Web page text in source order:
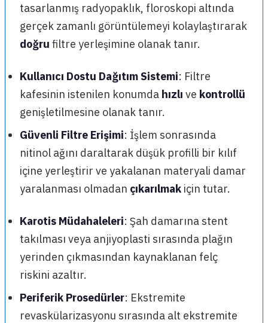
tasarlanmış radyopaklık, floroskopi altında
gerçek zamanlı görüntülemeyi kolaylaştırarak
doğru filtre yerleşimine olanak tanır.
Kullanıcı Dostu Dağıtım Sistemi: Filtre
kafesinin istenilen konumda hızlı ve kontrollü
genişletilmesine olanak tanır.
Güvenli Filtre Erişimi: İşlem sonrasında
nitinol ağını daraltarak düşük profilli bir kılıf
içine yerleştirir ve yakalanan materyali damar
yaralanması olmadan çıkarılmak için tutar.
Karotis Müdahaleleri: Şah damarına stent
takılması veya anjiyoplasti sırasında plağın
yerinden çıkmasından kaynaklanan felç
riskini azaltır.
Periferik Prosedürler: Ekstremite
revaskülarizasyonu sırasında alt ekstremite